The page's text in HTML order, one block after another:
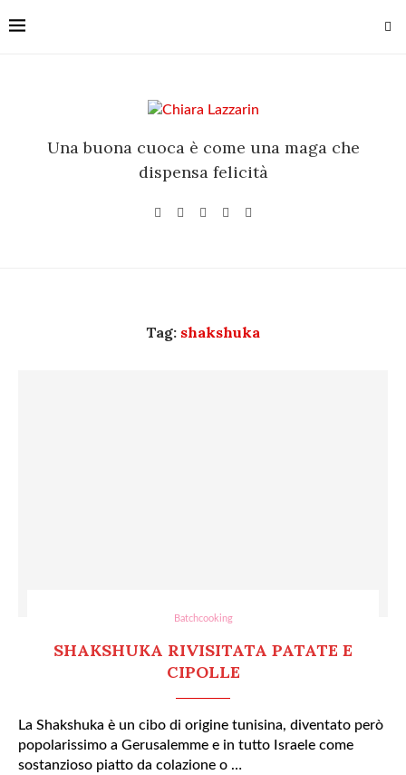
Una buona cuoca è come una maga che
dispensa felicità
Tag: shakshuka
Batchcooking
SHAKSHUKA RIVISITATA PATATE E
CIPOLLE
La Shakshuka è un cibo di origine tunisina, diventato però
popolarissimo a Gerusalemme e in tutto Israele come
sostanzioso piatto da colazione o …